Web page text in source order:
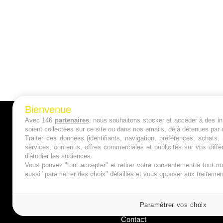
A PROPOS
Qui sommes nous ?
Mentions Légales
Politique de Cookies
Contact
Bienvenue
Avec 146 partenaires, nous souhaitons stocker et accéder à des
soient collectées sur ce site ou dans nos emails, déjà détenues
Traiter ces données (identifiants, navigation, préférences,
services, contenus, offres commerciales et publicités sur vos
d'étudier les audiences.
Vous pouvez "tout accepter" et retirer votre consentement à tout
aussi "paramétrer des choix" détaillés et vous opposer aux
Paramétrer vos choix